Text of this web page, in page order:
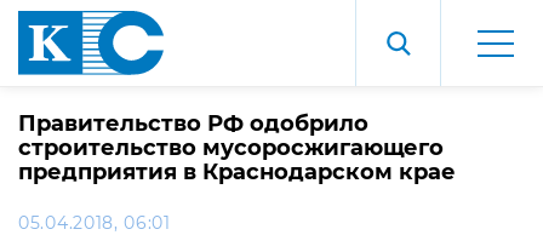
Правительство РФ одобрило
строительство мусоросжигающего
предприятия в Краснодарском крае
05.04.2018, 06:01